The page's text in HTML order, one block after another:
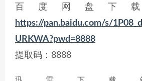
百度网盘下
https://pan.baidu.com/s/
URKWA?pwd=8888
提取码：8888